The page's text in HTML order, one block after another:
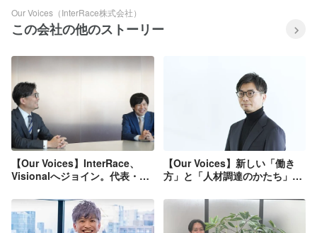
Our Voices（InterRace株式会社）
この会社の他のストーリー
【Our Voices】InterRace、
Visionalへジョイン。代表・桑
これから一緒に目指す未来につ
いて語り合いました。
【Our Voices】新しい「働き
方」と「人材調達のかたち」づ